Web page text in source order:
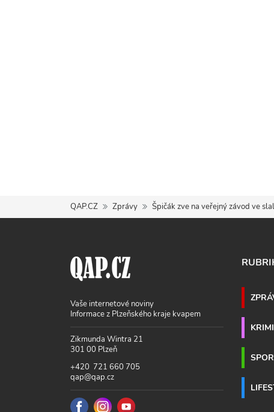
QAP.CZ Zprávy Špičák zve na veřejný závod ve
Vaše internetové noviny
Informace z Plzeňského kraje kvapem
Zikmunda Wintra 21
301 00 Plzeň
+420 721 660 705
qap@qap.cz
KRIMI